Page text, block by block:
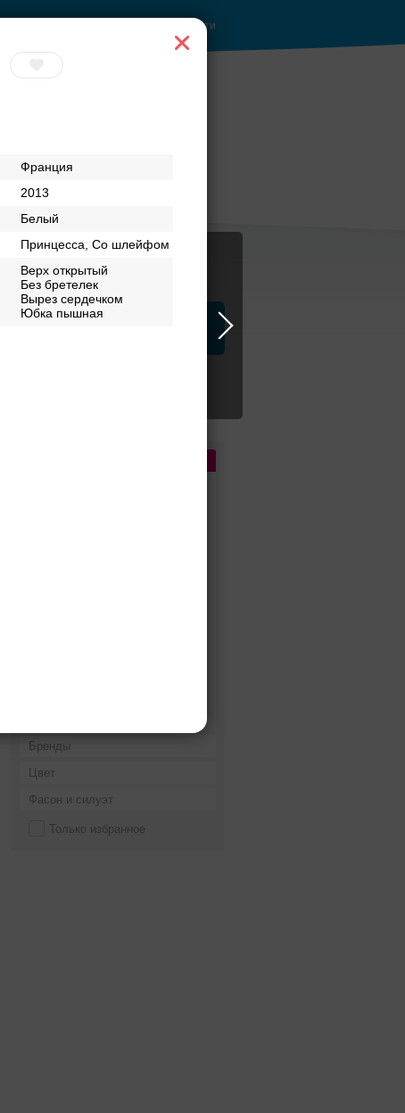
Франция
2013
Белый
Принцесса, Со шлейфом
Верх открытый
Без бретелек
Вырез сердечком
Юбка пышная
Войти
Бренды
Цвет
Фасон и силуэт
Только избранное